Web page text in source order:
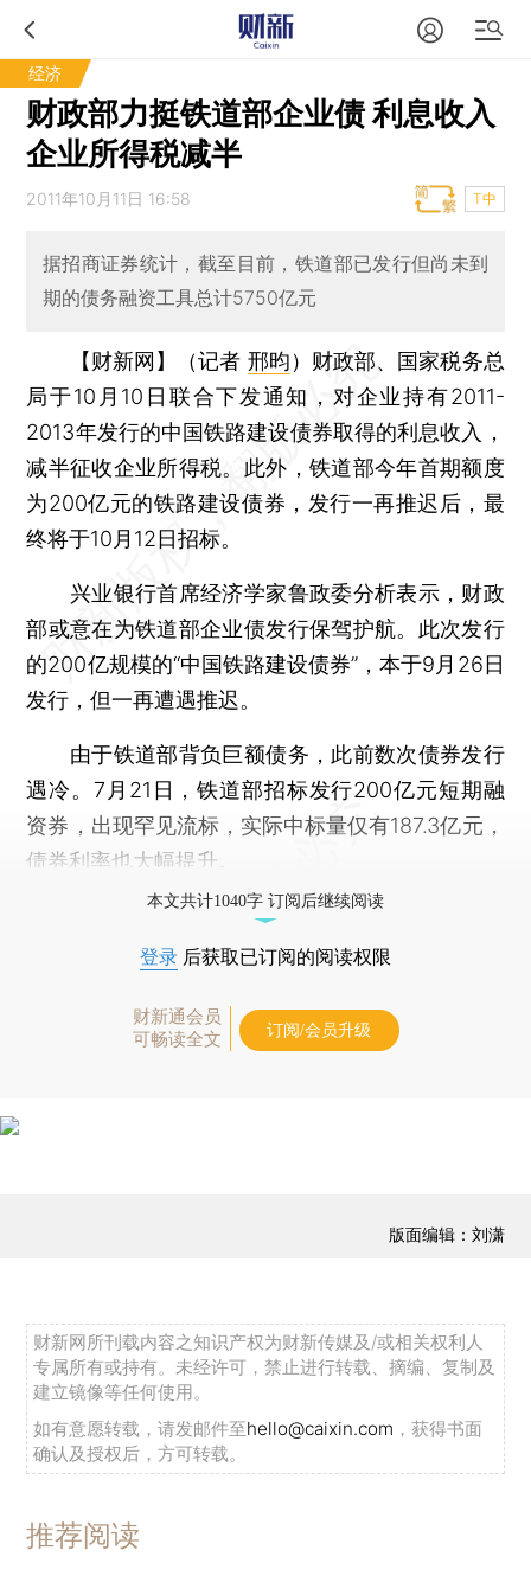
经济
财政部力挺铁道部企业债 利息收入
企业所得税减半
2011年10月11日 16:58 T中
据招商证券统计，截至目前，铁道部已发行但尚未到
期的债务融资工具总计5750亿元
【财新网】（记者 邢昀） 财政部、国家税务总
局于10月10日联合下发通知，对企业持有2011-
2013年发行的中国铁路建设债券取得的利息收入，
减半征收企业所得税。此外，铁道部今年首期额度
为200亿元的铁路建设债券，发行一再推迟后，最
终将于10月12日招标。
兴业银行首席经济学家鲁政委分析表示，财政
部或意在为铁道部企业债发行保驾护航。此次发行
的200亿规模的“中国铁路建设债券”，本于9月26日
发行，但一再遭遇推迟。
由于铁道部背负巨额债务，此前数次债券发行
遇冷。7月21日，铁道部招标发行200亿元短期融
资券，出现罕见流标，实际中标量仅有187.3亿元，
债券利率也大幅提升。
本文共计1040字 订阅后继续阅读
登录 后获取已订阅的阅读权限
财新通会员
可畅读全文
订阅/会员升级
版面编辑：刘潇
财新网所刊载内容之知识产权为财新传媒及/或相关权利人
专属所有或持有。未经许可，禁止进行转载、摘编、复制及
建立镜像等任何使用。
如有意愿转载，请发邮件至hello@caixin.com ，获得书面
确认及授权后，方可转载。
推荐阅读